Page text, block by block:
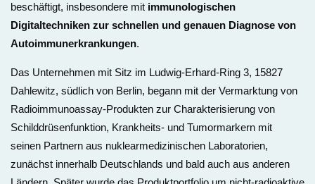
beschäftigt, insbesondere mit immunologischen
Digitaltechniken zur schnellen und genauen Diagnose von
Autoimmunerkrankungen.
Das Unternehmen mit Sitz im Ludwig-Erhard-Ring 3, 15827
Dahlewitz, südlich von Berlin, begann mit der Vermarktung von
Radioimmunoassay-Produkten zur Charakterisierung von
Schilddrüsenfunktion, Krankheits- und Tumormarkern mit
seinen Partnern aus nuklearmedizinischen Laboratorien,
zunächst innerhalb Deutschlands und bald auch aus anderen